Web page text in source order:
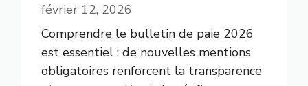
février 12, 2026
Comprendre le bulletin de paie 2026
est essentiel : de nouvelles mentions
obligatoires renforcent la transparence